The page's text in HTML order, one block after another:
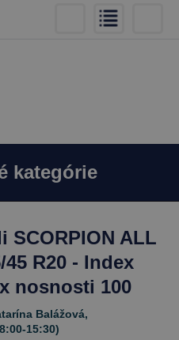
kategórie
SCORPION ALL
45 R20 - Index
nosnosti 100
Balážová,
15:30)